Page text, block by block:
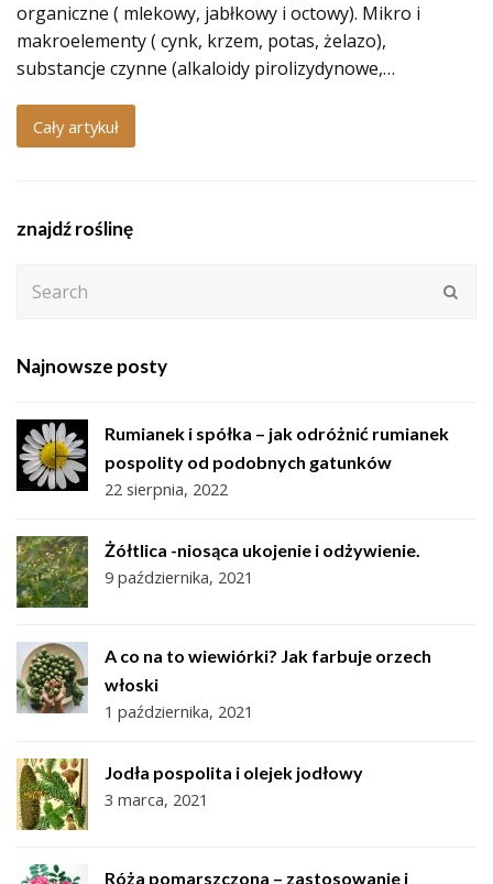
organiczne ( mlekowy, jabłkowy i octowy). Mikro i
makroelementy ( cynk, krzem, potas, żelazo),
substancje czynne (alkaloidy pirolizydynowe,…
Cały artykuł
znajdź roślinę
Najnowsze posty
Rumianek i spółka – jak odróżnić rumianek
pospolity od podobnych gatunków
22 sierpnia, 2022
Żółtlica -niosąca ukojenie i odżywienie.
9 października, 2021
A co na to wiewiórki? Jak farbuje orzech
włoski
1 października, 2021
Jodła pospolita i olejek jodłowy
3 marca, 2021
Róża pomarszczona – zastosowanie i